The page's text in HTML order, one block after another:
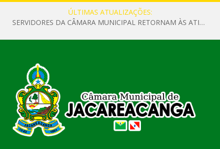
ÚLTIMAS ATUALIZAÇÕES:
SERVIDORES DA CÂMARA MUNICIPAL RETORNAM ÀS ATIVIDADES APÓS O RECESSO PARLAMENTAR